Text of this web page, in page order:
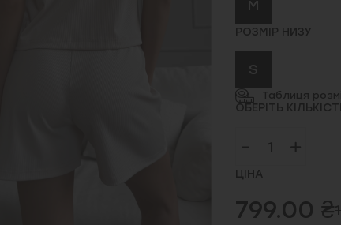
M
РОЗМІР НИЗУ
S
Таблиця
ОБЕРІТЬ
ЦІНА
799.00 ₴